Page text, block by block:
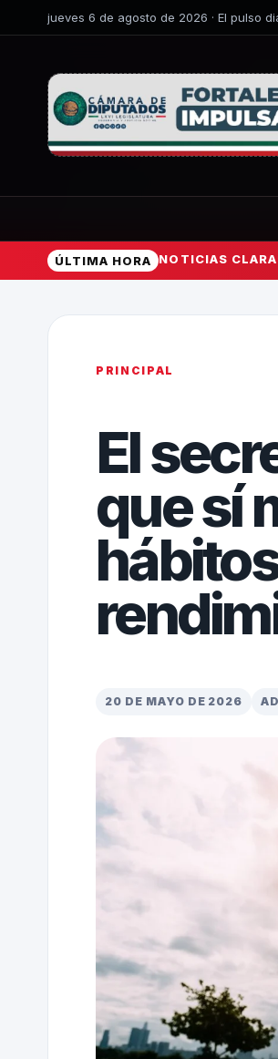
jueves 6 de agosto de 2026 · El pulso
ÚLTIMA HORA NOTICIAS
PRINCIPAL
El
que sí
20 DE MAYO DE 2026